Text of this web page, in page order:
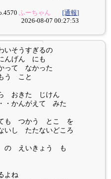
ふーちゃん
[通報]
2026-08-07 00:27:53
そうすぎるの
げん にも
て なかった
う こと
おきた じけん
かんがえて みた
も つかう とこ を
いし たたないどころ
えいきょう も
よね